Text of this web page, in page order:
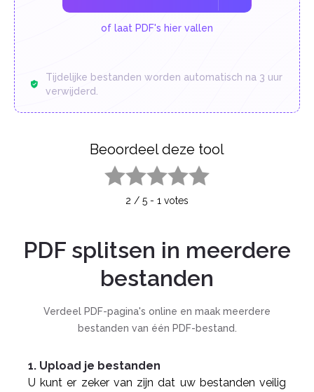
of laat PDF's hier vallen
Tijdelijke bestanden worden automatisch na 3 uur
verwijderd.
Beoordeel deze tool
2 / 5 - 1 votes
PDF splitsen in meerdere
bestanden
Verdeel PDF-pagina's online en maak meerdere
bestanden van één PDF-bestand.
1. Upload je bestanden
U kunt er zeker van zijn dat uw bestanden veilig